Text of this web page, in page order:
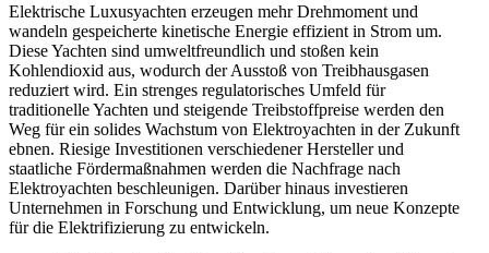
Elektrische Luxusyachten erzeugen mehr Drehmoment und
wandeln gespeicherte kinetische Energie effizient in Strom um.
Diese Yachten sind umweltfreundlich und stoßen kein
Kohlendioxid aus, wodurch der Ausstoß von Treibhausgasen
reduziert wird. Ein strenges regulatorisches Umfeld für
traditionelle Yachten und steigende Treibstoffpreise werden den
Weg für ein solides Wachstum von Elektroyachten in der Zukunft
ebnen. Riesige Investitionen verschiedener Hersteller und
staatliche Fördermaßnahmen werden die Nachfrage nach
Elektroyachten beschleunigen. Darüber hinaus investieren
Unternehmen in Forschung und Entwicklung, um neue Konzepte
für die Elektrifizierung zu entwickeln.